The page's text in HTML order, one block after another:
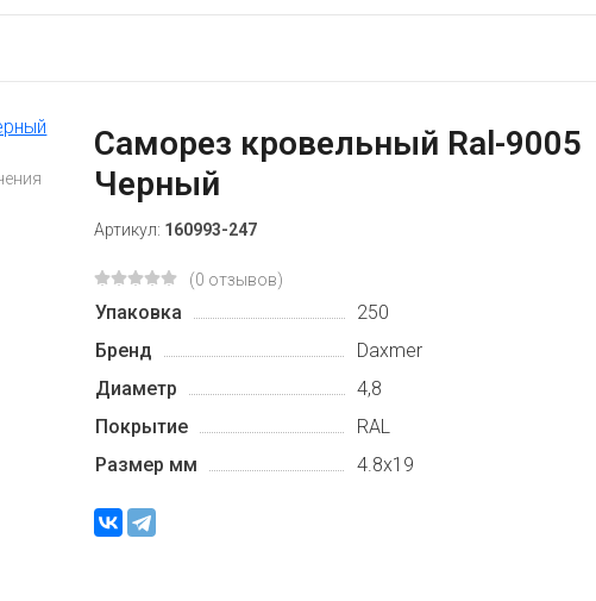
Саморез кровельный Ral-9005
Черный
Артикул: 160993-247
(0 отзывов)
Упаковка
250
Бренд
Daxmer
Диаметр
4,8
Покрытие
RAL
Размер мм
4.8x19